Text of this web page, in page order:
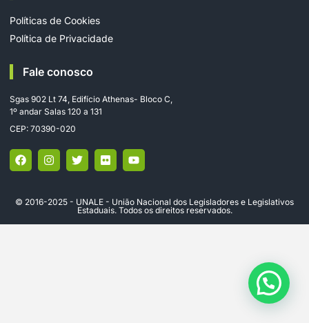
Políticas de Cookies
Política de Privacidade
Fale conosco
Sgas 902 Lt 74, Edifício Athenas- Bloco C,
1º andar Salas 120 a 131
CEP: 70390-020
© 2016-2025 - UNALE - União Nacional dos Legisladores e Legislativos
Estaduais. Todos os direitos reservados.